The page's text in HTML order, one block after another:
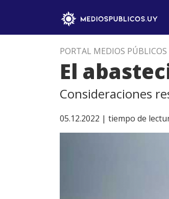
PORTAL MEDIOS PÚBLICOS
El
Consideraciones
05.12.2022 | tiempo de